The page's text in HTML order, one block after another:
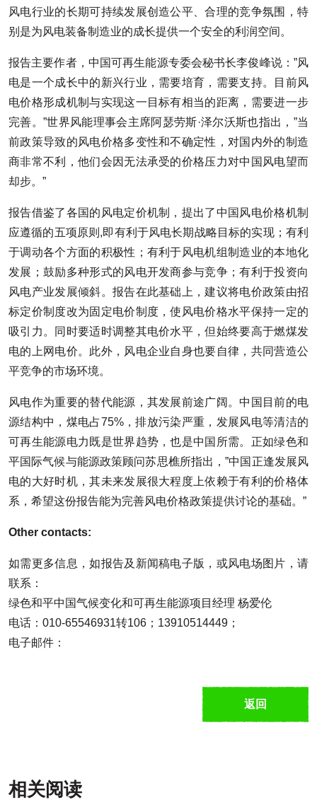
风电行业的长期可持续发展创造公平、合理的竞争氛围，特
别是为风电装备制造业的成长提供一个安全的利润空间。
报告主要作者，中国可再生能源专委会秘书长李俊峰说：”风
电是一个成长中的新兴行业，需要培育，需要支持。目前风
电价格形成机制与实现这一目标有相当的距离，需要进一步
完善。”世界风能理事会主席阿瑟劳斯·泽尔沃斯也指出，”当
前政策导致的风电价格多变性和不确定性，对国内外的制造
商非常不利，他们会因无法承受的价格压力对中国风电望而
却步。”
报告借鉴了各国的风电定价机制，提出了中国风电价格机制
应遵循的五项原则,即有利于风电长期战略目标的实现；有利
于调动各个方面的积极性；有利于风电机组制造业的本地化
发展；鼓励多种形式的风电开发商参与竞争；有利于投资向
风电产业发展倾斜。报告在此基础上，建议将电价政策由招
标定价制度改为固定电价制度，使风电价格水平保持一定的
吸引力。同时要适时调整其电价水平，但始终要高于燃煤发
电的上网电价。此外，风电企业自身也要自律，共同营造公
平竞争的市场环境。
风电作为重要的替代能源，其发展前途广阔。中国目前的电
源结构中，煤电占75%，排放污染严重，发展风电等清洁的
可再生能源电力既是世界趋势，也是中国所需。正如绿色和
平国际气候与能源政策顾问苏思樵所指出，”中国正逢发展风
电的大好时机，其未来发展很大程度上依赖于有利的价格体
系，希望这份报告能为完善风电价格政策提供讨论的基础。”
Other contacts:
如需更多信息，如报告及新闻稿电子版，或风电场图片，请
联系：
绿色和平中国气候变化和可再生能源项目经理 杨爱伦
电话：010-65546931转106；13910514449；
电子邮件：
返回
相关阅读